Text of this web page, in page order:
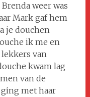
weer was
Mark gaf hem
je douchen
ik me en
van
kwam lag
van de
met haar